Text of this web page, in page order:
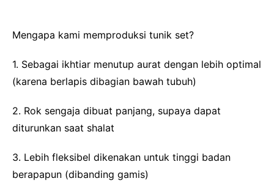
Mengapa kami memproduksi tunik set?
1. Sebagai ikhtiar menutup aurat dengan lebih optimal
(karena berlapis dibagian bawah tubuh)
2. Rok sengaja dibuat panjang, supaya dapat
diturunkan saat shalat
3. Lebih fleksibel dikenakan untuk tinggi badan
berapapun (dibanding gamis)